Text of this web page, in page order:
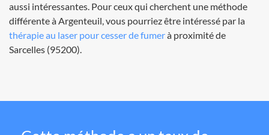
aussi intéressantes. Pour ceux qui cherchent une méthode
différente à Argenteuil, vous pourriez être intéressé par la
thérapie au laser pour cesser de fumerà proximité de
Sarcelles (95200).